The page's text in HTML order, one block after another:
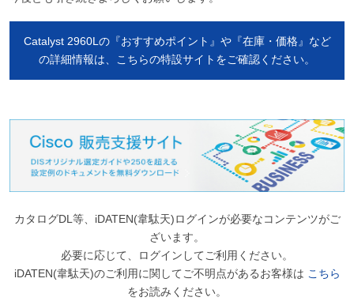
Catalyst 2960Lの『おすすめポイント』や『在庫・価格』など
の詳細情報は、こちらの特設サイトをご確認ください。
カタログDL等、iDATEN(韋駄天)ログインが必要なコンテンツがご
ざいます。
必要に応じて、ログインしてご利用ください。
iDATEN(韋駄天)のご利用に関してご不明点があるお客様は こちら
をお読みください。